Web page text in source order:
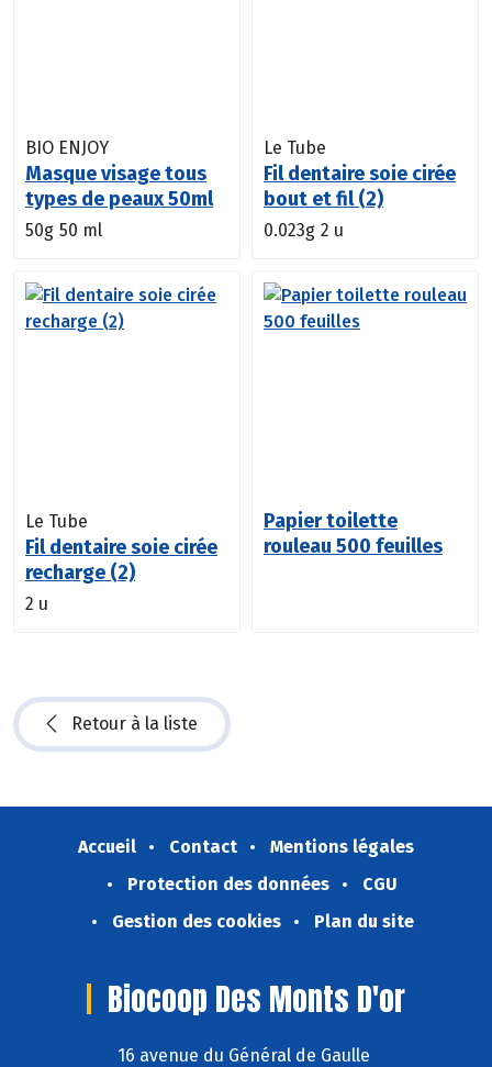
BIO ENJOY
Masque visage tous
types de peaux 50ml
50g 50 ml
Le Tube
Fil dentaire soie cirée
bout et fil (2)
0.023g 2 u
Le Tube
Fil dentaire soie cirée
recharge (2)
2 u
Papier toilette
rouleau 500 feuilles
Retour à la liste
Accueil Contact
Mentions légales
Protection des données
CGU
Gestion des cookies
Plan du site
Biocoop Des Monts D'or
16 avenue du Général de Gaulle